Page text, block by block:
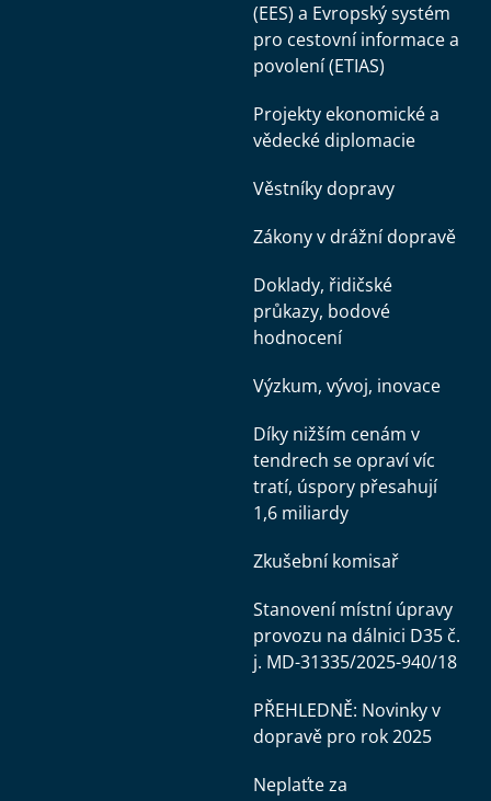
(EES) a Evropský systém
pro cestovní informace a
povolení (ETIAS)
Projekty ekonomické a
vědecké diplomacie
Věstníky dopravy
Zákony v drážní dopravě
Doklady, řidičské
průkazy, bodové
hodnocení
Výzkum, vývoj, inovace
Díky nižším cenám v
tendrech se opraví víc
tratí, úspory přesahují
1,6 miliardy
Zkušební komisař
Stanovení místní úpravy
provozu na dálnici D35 č.
j. MD-31335/2025-940/18
PŘEHLEDNĚ: Novinky v
dopravě pro rok 2025
Neplaťte za